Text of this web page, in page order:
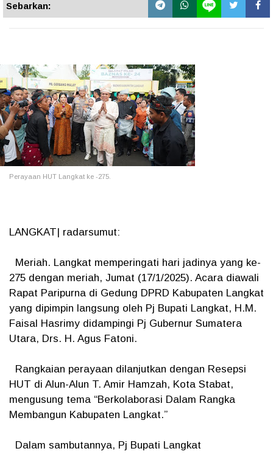
Sebarkan:
Perayaan HUT Langkat ke -275.
LANGKAT| radarsumut:
Meriah. Langkat memperingati hari jadinya yang ke-
275 dengan meriah, Jumat (17/1/2025). Acara diawali
Rapat Paripurna di Gedung DPRD Kabupaten Langkat
yang dipimpin langsung oleh Pj Bupati Langkat, H.M.
Faisal Hasrimy didampingi Pj Gubernur Sumatera
Utara, Drs. H. Agus Fatoni.
Rangkaian perayaan dilanjutkan dengan Resepsi
HUT di Alun-Alun T. Amir Hamzah, Kota Stabat,
mengusung tema “Berkolaborasi Dalam Rangka
Membangun Kabupaten Langkat.”
Dalam sambutannya, Pj Bupati Langkat